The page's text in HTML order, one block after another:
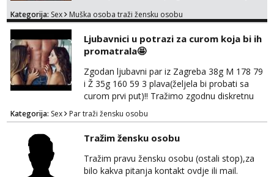
jer nisam solo. Zgodan sam i diskretan,sliku
za brz dogovor Kontakt 0958759047
Kategorija: Sex Muška osoba traži žensku osobu
Ljubavnici u potrazi za curom koja bi ih
promatrala🤩
Zgodan ljubavni par iz Zagreba 38g M 178 79
i Ž 35g 160 59 3 plava(željela bi probati sa
curom prvi put)!! Tražimo zgodnu diskretnu
curu koja bi nas promatrala dok imamo
žestok odnos. Može se pridruziti ali i ne
mora.Bitno da uzivamo diskretno anonimno
bez upoznavanja puno.Sliku mozemo
razmjeniti,ali najbolje uzivo se upoznati. Na
goo smo do 15.8 poslije tog mozemo se
Kategorija: Sex Par traži žensku osobu
Tražim žensku osobu
Tražim pravu žensku osobu (ostali stop),za
bilo kakva pitanja kontakt ovdje ili mail.